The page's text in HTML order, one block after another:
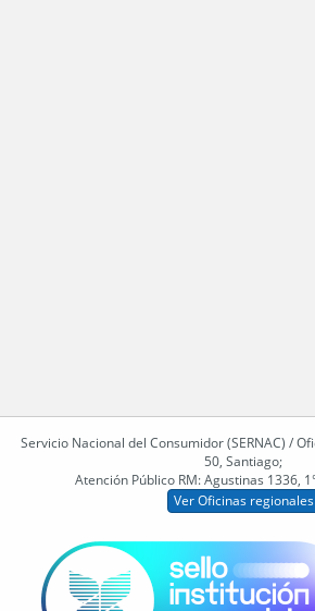
Servicio Nacional del Consumidor (SERNAC) /
50, Santiago;
Atención Público RM: Agustinas 1336,
Ver Oficinas regionales